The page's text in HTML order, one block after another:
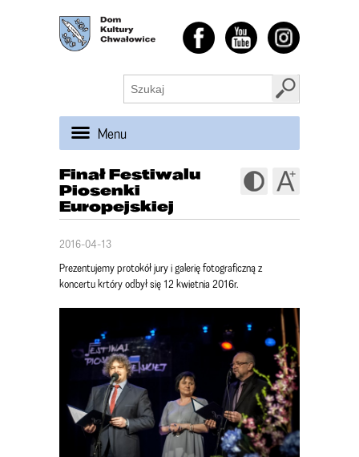
Menu
Finał Festiwalu
Piosenki
Europejskiej
2016-04-13
Prezentujemy protokół jury i galerię fotograficzną z
koncertu krtóry odbył się 12 kwietnia 2016r.